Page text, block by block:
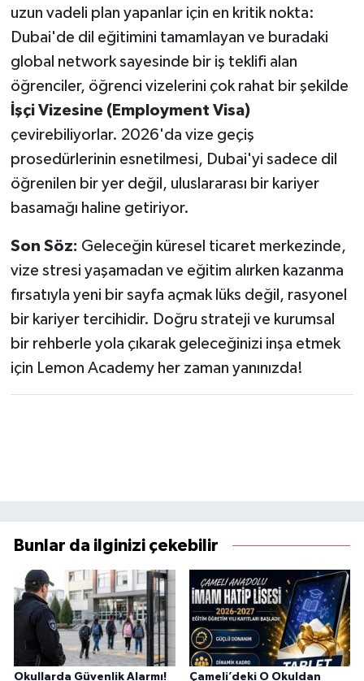
uzun vadeli plan yapanlar için en kritik nokta:
Dubai'de dil eğitimini tamamlayan ve buradaki
global network sayesinde bir iş teklifi alan
öğrenciler, öğrenci vizelerini çok rahat bir şekilde
İşçi Vizesine (Employment Visa)
çevirebiliyorlar. 2026'da vize geçiş
prosedürlerinin esnetilmesi, Dubai'yi sadece dil
öğrenilen bir yer değil, uluslararası bir kariyer
basamağı haline getiriyor.
Son Söz: Geleceğin küresel ticaret merkezinde,
vize stresi yaşamadan ve eğitim alırken kazanma
fırsatıyla yeni bir sayfa açmak lüks değil, rasyonel
bir kariyer tercihidir. Doğru strateji ve kurumsal
bir rehberle yola çıkarak geleceğinizi inşa etmek
için Lemon Academy her zaman yanınızda!
Bunlar da ilginizi çekebilir
Okullarda Güvenlik Alarmı! Çameli’deki O Okuldan